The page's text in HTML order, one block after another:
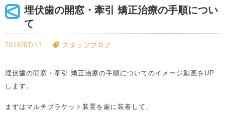
埋伏歯の開窓・牽引 矯正治療の手順につい
て
2016/07/11 スタッフブログ
埋伏歯の開窓・牽引 矯正治療の手順についてのイメージ動画をUP
します。
まずはマルチブラケット装置を歯に装着して、